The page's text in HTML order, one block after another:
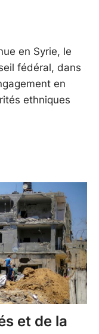
en Syrie, le
fédéral, dans
en
ethniques
et de la